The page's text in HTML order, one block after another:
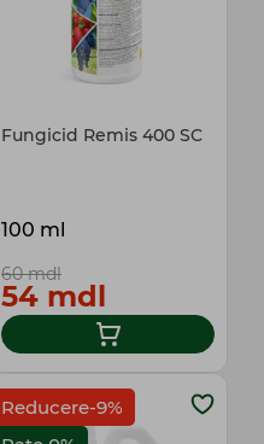
Fungicid Remis 400 SC
100 ml
60 mdl
54 mdl
Reducere-9%